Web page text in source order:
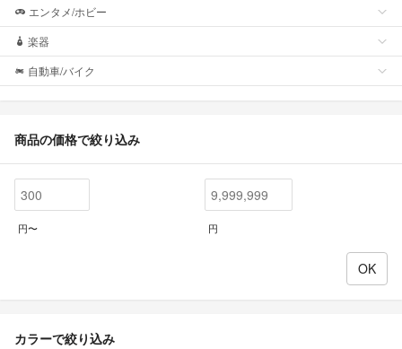
エンタメ/ホビー
楽器
自動車/バイク
商品の価格で絞り込み
円〜 円
カラーで絞り込み